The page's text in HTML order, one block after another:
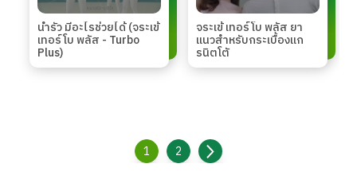
น้ำรั่ว มีอะไรช่วยได้ (จระเข้
เทอร์โบ พลัส - Turbo
Plus)
จระเข้ เทอร์โบ พลัส ยา
แนวสำหรับกระเบื้องแก
รนิตโตั
1 2